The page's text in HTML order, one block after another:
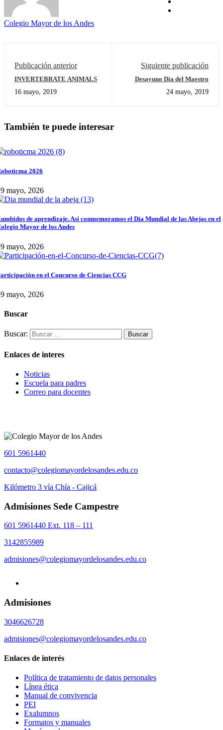
Colegio Mayor de los Andes
Publicación anterior
INVERTEBRATE ANIMALS
16 mayo, 2019
Siguiente publicación
Desayuno Día del Maestro
24 mayo, 2019
También te puede interesar
2026
mayo, 2026
de aprendizaje. Así conmemoramos el Día Mundial de las Abejas en el
Mayor de los Andes
mayo, 2026
en el Concurso de Ciencias CCG
mayo, 2026
Buscar
Buscar:
Enlaces de interes
Noticias
Escuela para padres
Correo para docentes
601 5961440
contacto@colegiomayordelosandes.edu.co
Kilómetro 3 vía Chía - Cajicá
Admisiones Sede Campestre
601 5961440 Ext. 118 – 111
3142855989
admisiones@colegiomayordelosandes.edu.co
Admisiones
3046626728
admisiones@colegiomayordelosandes.edu.co
Enlaces de interés
Política de tratamiento de datos personales
Línea ética
Manual de convivencia
PEI
Exalumnos
Formatos y manuales